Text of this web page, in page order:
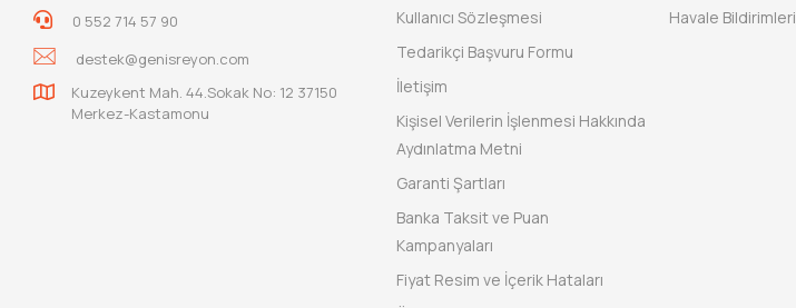
0 552 714 57 90
destek@genisreyon.com
Kuzeykent Mah. 44.Sokak No: 12 37150
Merkez-Kastamonu
Kullanıcı Sözleşmesi
Tedarikçi Başvuru Formu
İletişim
Kişisel Verilerin İşlenmesi Hakkında
Aydınlatma Metni
Garanti Şartları
Banka Taksit ve Puan
Kampanyaları
Fiyat Resim ve İçerik Hataları
Havale Bildirimleri